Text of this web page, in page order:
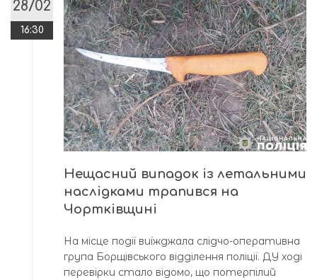
28/02
16:30
Нещасний випадок із летальними
наслідками трапився на
Чортківщині
На місце події виїжджала слідчо-оперативна
група Борщівського відділення поліції. ДУ ході
перевірки стало відомо, що потерпілий